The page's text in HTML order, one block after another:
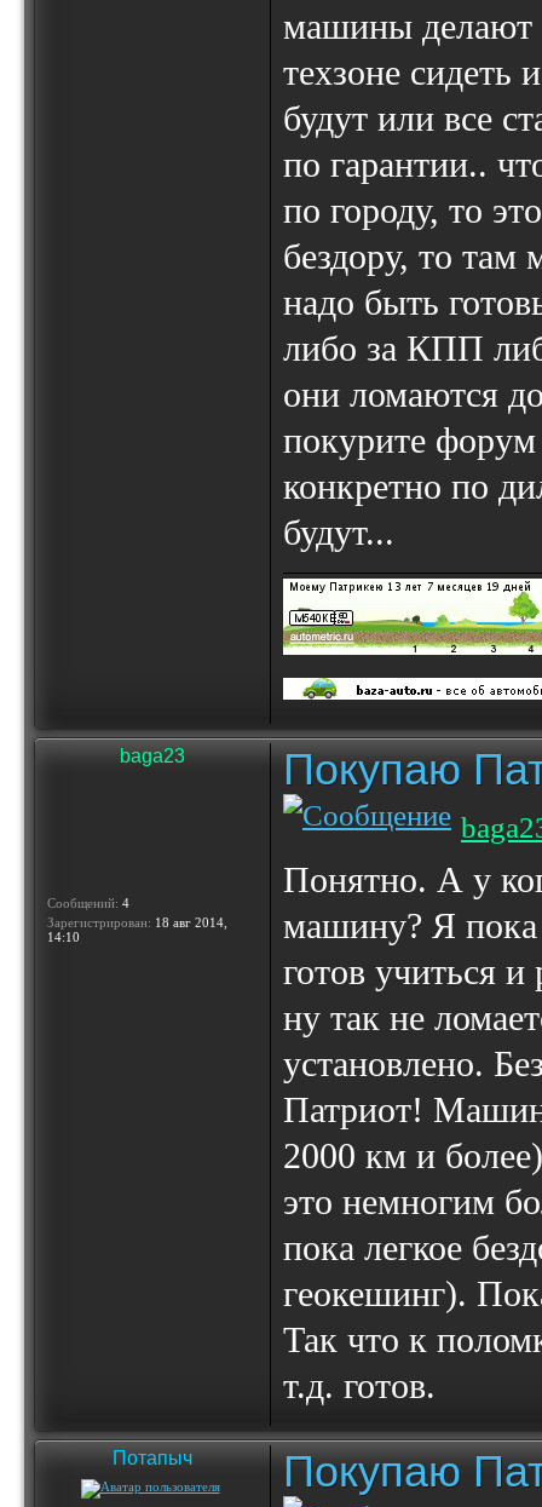
машины делают
техзоне сидеть
будут или все
по гарантии..
по городу, то
бездору, то там
надо быть
либо за КПП
они ломаются
покурите
конкретно по
будут...
baga23
Сообщений: 4
Зарегистрирован: 18 авг 2014,
14:10
Покупаю
Понятно. А у
машину? Я пока
готов учиться
ну так не
установлено.
Патриот!
2000 км и
это немногим
пока легкое
геокешинг).
Так что к
т.д. готов.
Потапыч Покупаю